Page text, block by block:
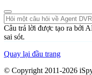
Câu trả lời được tạo ra bởi
sai sót.
Quay lại đầu trang
© Copyright 2011-2026